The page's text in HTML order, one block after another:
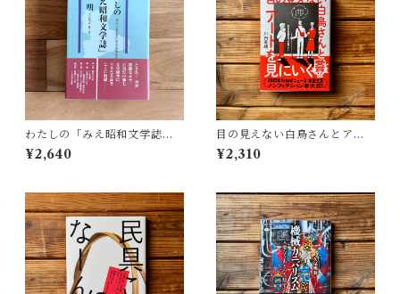
わたしの「みえ昭和文学誌」 |
藤田 明
¥2,640
目の見えない白鳥さんとアー
トを見にいく | 川内 有緒
¥2,310